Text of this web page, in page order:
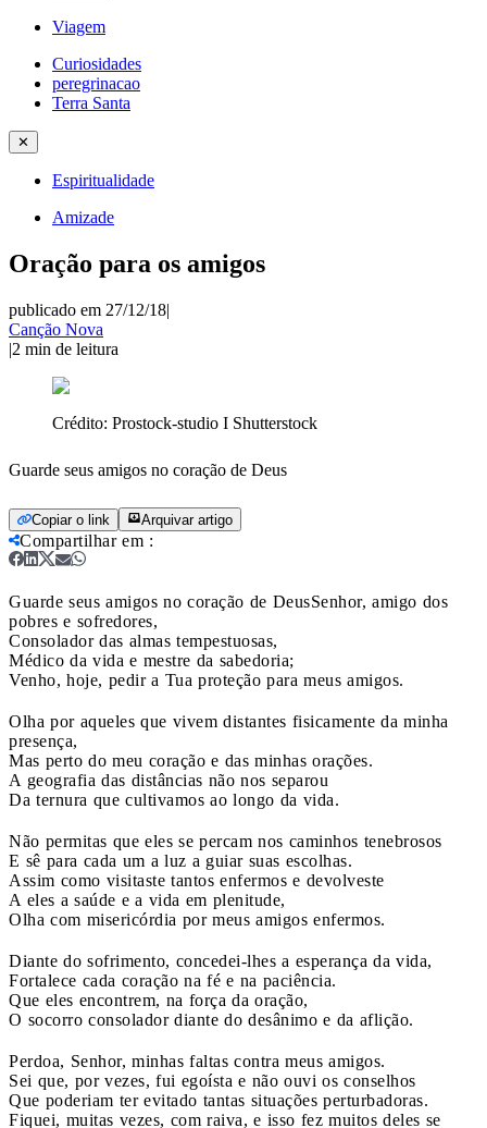
Viagem
Curiosidades
peregrinacao
Terra Santa
✕
Espiritualidade
Amizade
Oração para os amigos
publicado em 27/12/18|
Canção Nova
|2 min de leitura
Crédito: Prostock-studio I Shutterstock
Guarde seus amigos no coração de Deus
Copiar o link Arquivar artigo
Compartilhar em :
Guarde seus amigos no coração de DeusSenhor, amigo dos
pobres e sofredores,
Consolador das almas tempestuosas,
Médico da vida e mestre da sabedoria;
Venho, hoje, pedir a Tua proteção para meus amigos.
Olha por aqueles que vivem distantes fisicamente da minha
presença,
Mas perto do meu coração e das minhas orações.
A geografia das distâncias não nos separou
Da ternura que cultivamos ao longo da vida.
Não permitas que eles se percam nos caminhos tenebrosos
E sê para cada um a luz a guiar suas escolhas.
Assim como visitaste tantos enfermos e devolveste
A eles a saúde e a vida em plenitude,
Olha com misericórdia por meus amigos enfermos.
Diante do sofrimento, concedei-lhes a esperança da vida,
Fortalece cada coração na fé e na paciência.
Que eles encontrem, na força da oração,
O socorro consolador diante do desânimo e da aflição.
Perdoa, Senhor, minhas faltas contra meus amigos.
Sei que, por vezes, fui egoísta e não ouvi os conselhos
Que poderiam ter evitado tantas situações perturbadoras.
Fiquei, muitas vezes, com raiva, e isso fez muitos deles se